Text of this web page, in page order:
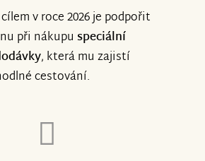
v roce 2026 je podpořit
při nákupu speciální
, která mu zajistí
cestování.